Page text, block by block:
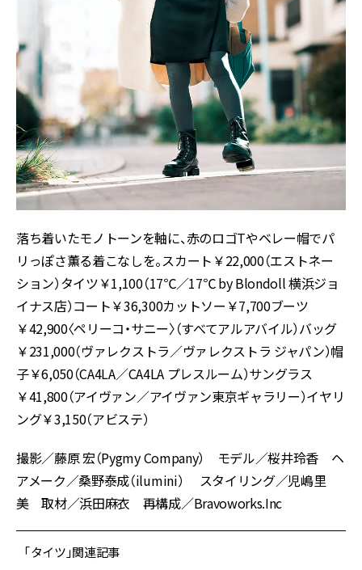
落ち着いたモノトーンを軸に、赤のロゴTやベレー帽でパ
リっぽさ薫る着こなしを。スカート￥22,000（エストネー
ション）タイツ￥1,100（17℃／17℃ by Blondoll 横浜ジョ
イナス店）コート￥36,300カットソー￥7,700ブーツ
￥42,900〈ペリーコ・サニー〉（すべてアルアバイル）バッグ
￥231,000（ヴァレクストラ／ヴァレクストラ ジャパン）帽
子￥6,050（CA4LA／CA4LA プレスルーム）サングラス
￥41,800（アイヴァン／アイヴァン東京ギャラリー）イヤリ
ング￥3,150（アビステ）
撮影／藤原 宏（Pygmy Company） モデル／桜井玲香 ヘ
アメーク／桑野泰成（ilumini） スタイリング／児嶋里
美 取材／浜田麻衣 再構成／Bravoworks.Inc
「タイツ」関連記事